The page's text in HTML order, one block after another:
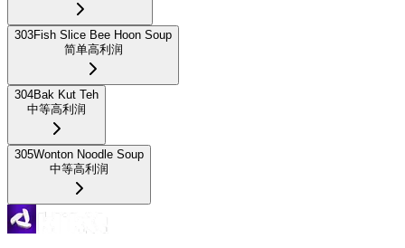
303Fish Slice Bee Hoon Soup
简单高利润
304Bak Kut Teh
中等高利润
305Wonton Noodle Soup
中等高利润